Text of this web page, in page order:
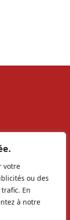
votre
ou des
En
à notre
Archives